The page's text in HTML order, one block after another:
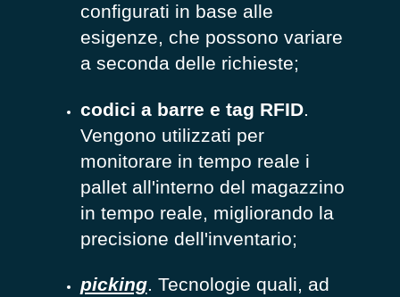
configurati in base alle
esigenze, che possono variare
a seconda delle richieste;
codici a barre e tag RFID.
Vengono utilizzati per
monitorare in tempo reale i
pallet all'interno del magazzino
in tempo reale, migliorando la
precisione dell'inventario;
picking. Tecnologie quali, ad